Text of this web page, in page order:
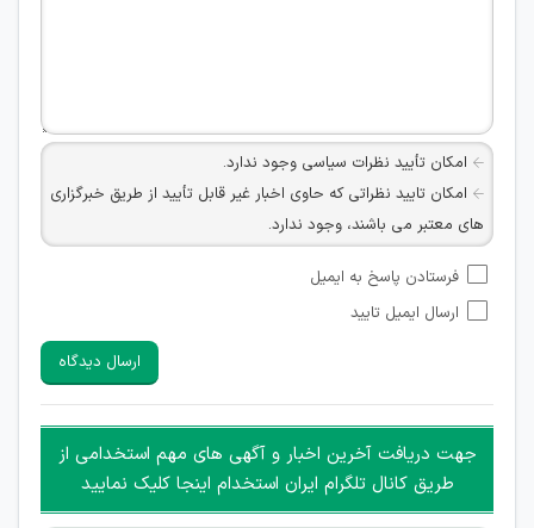
امکان تأیید نظرات سیاسی وجود ندارد.
امکان تایید نظراتی که حاوی اخبار غیر قابل تأیید از طریق خبرگزاری
های معتبر می باشند، وجود ندارد.
شبکه های مجازی ارتباطی می باشند وجود ندارد.
امکان تأیید نظرات کاربرانی که به هر طریقی قصد مأیوس کردن
هرگونه تحریک، تحقیر و کنایه به سایر افراد (مسئول و غیر مسئول)
غیر مجاز می باشد.
امکان هماهنگی برای هرگونه ملاقات حضوری چه به صورت دسته
جمعی و چه فردی توسط کاربران سایت وجود ندارد.
فرستادن پاسخ به ایمیل
ارسال ایمیل تایید
ارسال دیدگاه
جهت دریافت آخرین اخبار و آگهی های مهم استخدامی از
طریق کانال تلگرام ایران استخدام اینجا کلیک نمایید